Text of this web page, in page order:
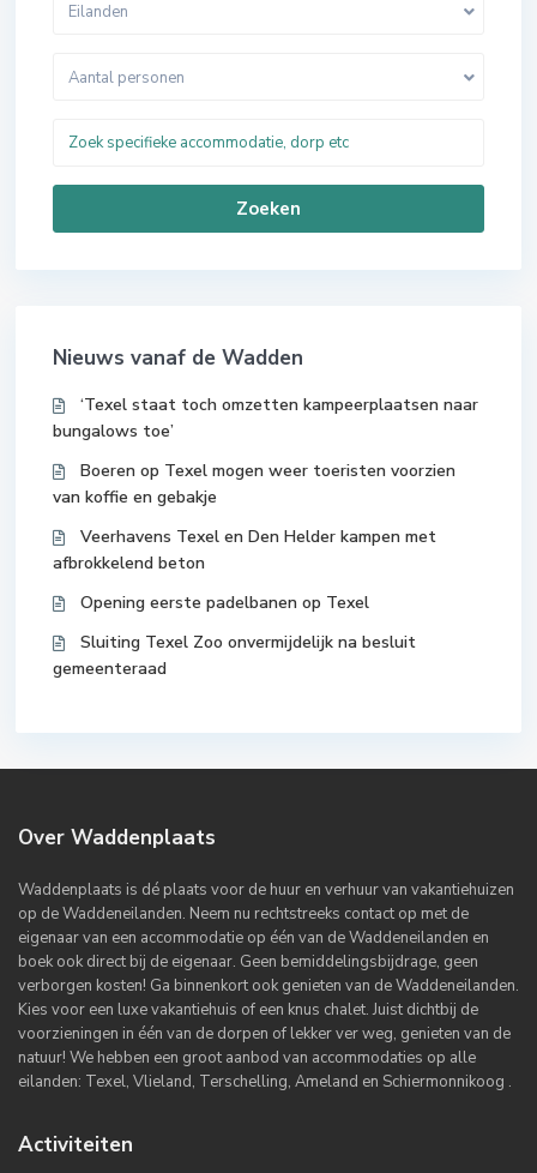
Eilanden
Aantal personen
Zoeken
Nieuws vanaf de Wadden
‘Texel staat toch omzetten kampeerplaatsen naar
bungalows toe’
Boeren op Texel mogen weer toeristen voorzien
van koffie en gebakje
Veerhavens Texel en Den Helder kampen met
afbrokkelend beton
Opening eerste padelbanen op Texel
Sluiting Texel Zoo onvermijdelijk na besluit
gemeenteraad
Over Waddenplaats
Waddenplaats is dé plaats voor de huur en verhuur van vakantiehuizen
op de Waddeneilanden. Neem nu rechtstreeks contact op met de
eigenaar van een accommodatie op één van de Waddeneilanden en
boek ook direct bij de eigenaar. Geen bemiddelingsbijdrage, geen
verborgen kosten! Ga binnenkort ook genieten van de Waddeneilanden.
Kies voor een luxe vakantiehuis of een knus chalet. Juist dichtbij de
voorzieningen in één van de dorpen of lekker ver weg, genieten van de
natuur! We hebben een groot aanbod van accommodaties op alle
eilanden: Texel, Vlieland, Terschelling, Ameland en Schiermonnikoog .
Activiteiten